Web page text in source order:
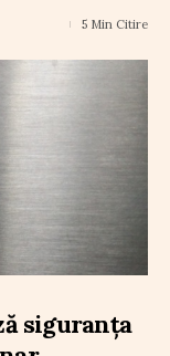
5 Min Citire
siguranța